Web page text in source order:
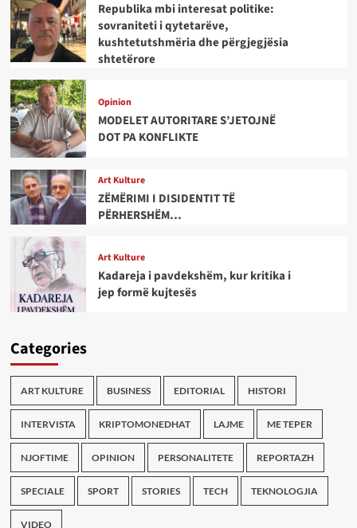
Republika mbi interesat politike:
sovraniteti i qytetarëve,
kushtetutshmëria dhe përgjegjësia
shtetërore
Opinion
MODELET AUTORITARE S’JETOJNË
DOT PA KONFLIKTE
Art Kulture
ZËMËRIMI I DISIDENTIT TË
PËRHERSHËM…
Art Kulture
Kadareja i pavdekshëm, kur kritika i
jep formë kujtesës
Categories
ART KULTURE BUSINESS EDITORIAL HISTORI
INTERVISTA KRIPTOMONEDHAT LAJME ME TEPER
NJOFTIME OPINION PERSONALITETE REPORTAZH
SPECIALE SPORT STORIES TECH TEKNOLOGJIA
VIDEO